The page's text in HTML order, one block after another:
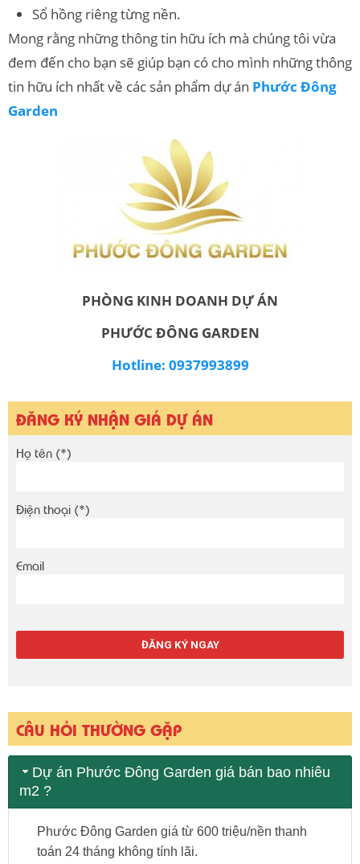
Sổ hồng riêng từng nền.
Mong rằng những thông tin hữu ích mà chúng tôi vừa
đem đến cho bạn sẽ giúp bạn có cho mình những thông
tin hữu ích nhất về các sản phẩm dự án Phước Đông
Garden
PHÒNG KINH DOANH DỰ ÁN
PHƯỚC ĐÔNG GARDEN
Hotline: 0937993899
ĐĂNG KÝ NHẬN GIÁ DỰ ÁN
Họ tên (*)
Điện thoại (*)
Email
CÂU HỎI THƯỜNG GẶP
Dự án Phước Đông Garden giá bán bao nhiêu
m2 ?
Phước Đông Garden giá từ 600 triệu/nền thanh
toán 24 tháng không tính lãi.